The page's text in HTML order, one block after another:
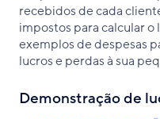
recebidos de cada
impostos para calcular
exemplos de despesas
lucros e perdas à sua
Demonstração de